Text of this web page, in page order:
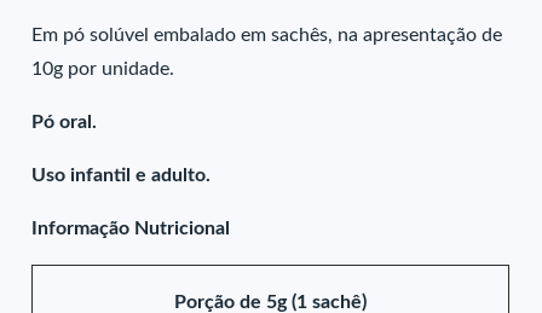
Em pó solúvel embalado em sachês, na apresentação de
10g por unidade.
Pó oral.
Uso infantil e adulto.
Informação Nutricional
Porção de 5g (1 sachê)